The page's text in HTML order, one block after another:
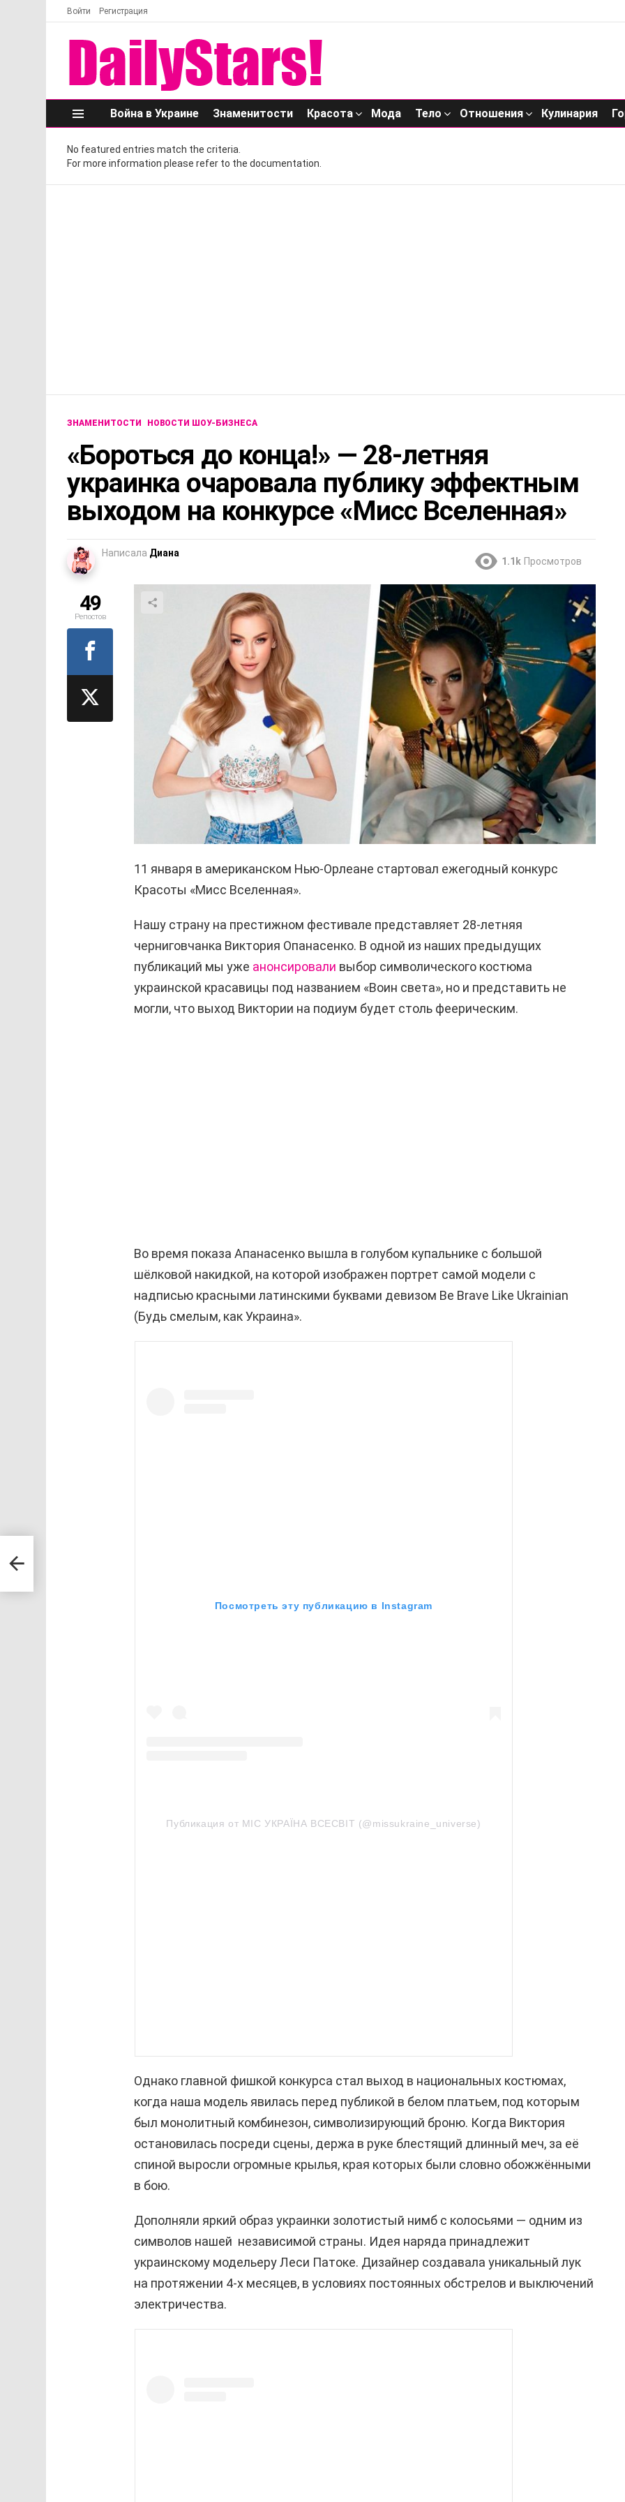
Войти Регистрация
Меню
Война в Украине Знаменитости Красота Мода Тело Отношения Кулинария
No featured entries match the criteria.
For more information please refer to the documentation.
ЗНАМЕНИТОСТИ НОВОСТИ ШОУ-БИЗНЕСА
«Бороться до конца!» — 28-летняя
украинка очаровала публику эффектным
выходом на конкурсе «Мисс Вселенная»
Написала Диана
1.1k Просмотров
11 января в американском Нью-Орлеане стартовал ежегодный конкурс
Красоты «Мисс Вселенная».
Нашу страну на престижном фестивале представляет 28-летняя
черниговчанка Виктория Опанасенко. В одной из наших предыдущих
публикаций мы уже анонсировали выбор символического костюма
украинской красавицы под названием «Воин света», но и представить не
могли, что выход Виктории на подиум будет столь феерическим.
Во время показа Апанасенко вышла в голубом купальнике с большой
шёлковой накидкой, на которой изображен портрет самой модели с
надписью красными латинскими буквами девизом Be Brave Like Ukrainian
(Будь смелым, как Украина».
Посмотреть эту публикацию в Instagram
Публикация от МІС УКРАЇНА ВСЕСВІТ (@missukraine_universe)
Однако главной фишкой конкурса стал выход в национальных костюмах,
когда наша модель явилась перед публикой в белом платьем, под которым
был монолитный комбинезон, символизирующий броню. Когда Виктория
остановилась посреди сцены, держа в руке блестящий длинный меч, за её
спиной выросли огромные крылья, края которых были словно обожжёнными
в бою.
Дополняли яркий образ украинки золотистый нимб с колосьями — одним из
символов нашей независимой страны. Идея наряда принадлежит
украинскому модельеру Леси Патоке. Дизайнер создавала уникальный лук
на протяжении 4-х месяцев, в условиях постоянных обстрелов и выключений
электричества.
49
Репостов